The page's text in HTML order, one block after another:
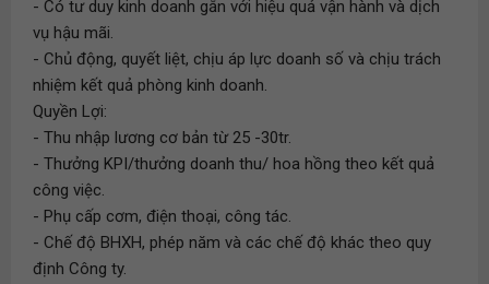
- Có tư duy kinh doanh gắn với hiệu quả vận hành và dịch
vụ hậu mãi.
- Chủ động, quyết liệt, chịu áp lực doanh số và chịu trách
nhiệm kết quả phòng kinh doanh.
Quyền Lợi:
- Thu nhập lương cơ bản từ 25 -30tr.
- Thưởng KPI/thưởng doanh thu/ hoa hồng theo kết quả
công việc.
- Phụ cấp cơm, điện thoại, công tác.
- Chế độ BHXH, phép năm và các chế độ khác theo quy
định Công ty.